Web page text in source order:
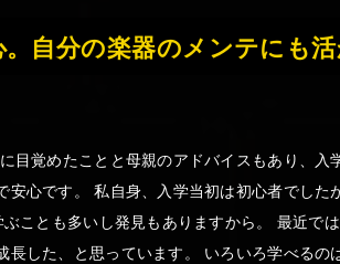
自分の楽器のメンテにも活
目覚めたことと母親のアドバイスもあり、入
心です。 私自身、入学当初は初心者でした
ことも多いし発見もありますから。 最近で
した、と思っています。 いろいろ学べる